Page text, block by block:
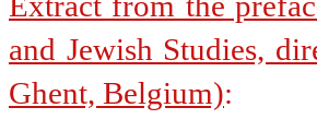
and Jewish Studies,
Ghent, Belgium):